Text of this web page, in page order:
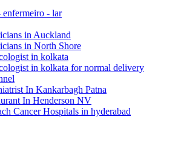
enfermeiro - lar
in Auckland
in North Shore
in kolkata
in kolkata for normal delivery
In Kankarbagh Patna
In Henderson NV
Cancer Hospitals in hyderabad